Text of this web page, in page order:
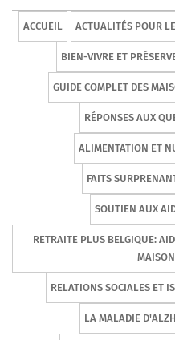
ACCUEIL ACTUALITÉS POUR
BIEN-VIVRE ET
GUIDE COMPLET DES
RÉPONSES AUX
ALIMENTATION ET
FAITS
SOUTIEN AUX
RETRAITE PLUS BELGIQUE:
RELATIONS SOCIALES ET
LA MALADIE